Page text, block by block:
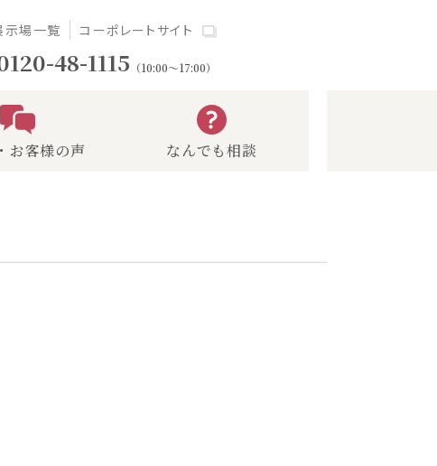
示場一覧 コーポレートサイト
48-1115 （10:00～17:00）
お客様の声 なんでも相談